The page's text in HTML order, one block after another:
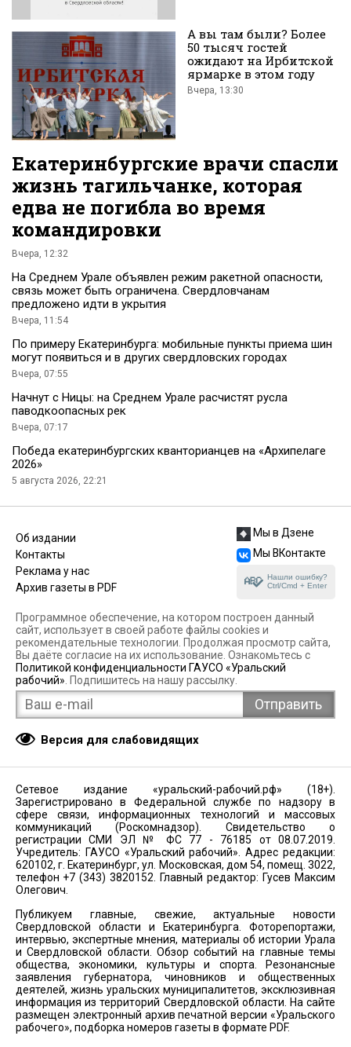
А вы там были? Более
50 тысяч гостей
ожидают на Ирбитской
ярмарке в этом году
Вчера, 13:30
Екатеринбургские врачи спасли
жизнь тагильчанке, которая
едва не погибла во время
командировки
Вчера, 12:32
На Среднем Урале объявлен режим ракетной опасности,
связь может быть ограничена. Свердловчанам
предложено идти в укрытия
Вчера, 11:54
По примеру Екатеринбурга: мобильные пункты приема шин
могут появиться и в других свердловских городах
Вчера, 07:55
Начнут с Ницы: на Среднем Урале расчистят русла
паводкоопасных рек
Вчера, 07:17
Победа екатеринбургских кванторианцев на «Архипелаге
2026»
5 августа 2026, 22:21
Об издании
Контакты
Реклама у нас
Архив газеты в PDF
Мы в Дзене
Мы ВКонтакте
Нашли ошибку?
Ctrl/Cmd + Enter
Программное обеспечение, на котором построен данный
сайт, использует в своей работе файлы cookies и
рекомендательные технологии. Продолжая просмотр сайта,
Вы даёте согласие на их использование. Ознакомьтесь с
Политикой конфиденциальности ГАУСО «Уральский
рабочий» . Подпишитесь на нашу рассылку.
Версия для слабовидящих
Сетевое издание «уральский-рабочий.рф» (18+).
Зарегистрировано в Федеральной службе по надзору в
сфере связи, информационных технологий и массовых
коммуникаций (Роскомнадзор). Свидетельство о
регистрации СМИ ЭЛ № ФС 77 - 76185 от 08.07.2019.
Учредитель: ГАУСО «Уральский рабочий». Адрес редакции:
620102, г. Екатеринбург, ул. Московская, дом 54, помещ. 3022,
телефон +7 (343) 3820152. Главный редактор: Гусев Максим
Олегович.
Публикуем главные, свежие, актуальные новости
Свердловской области и Екатеринбурга. Фоторепортажи,
интервью, экспертные мнения, материалы об истории Урала
и Свердловской области. Обзор событий на главные темы
общества, экономики, культуры и спорта. Резонансные
заявления губернатора, чиновников и общественных
деятелей, жизнь уральских муниципалитетов, эксклюзивная
информация из территорий Свердловской области. На сайте
размещен электронный архив печатной версии «Уральского
рабочего», подборка номеров газеты в формате PDF.